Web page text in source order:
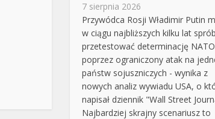
7 sierpnia 2026
Przywódca Rosji Władimir Putin
w ciągu najbliższych kilku lat
przetestować determinację NATO
poprzez ograniczony atak na
państw sojuszniczych - wynika z
nowych analiz wywiadu USA, o
napisał dziennik "Wall Street
Najbardziej skrajny scenariusz to